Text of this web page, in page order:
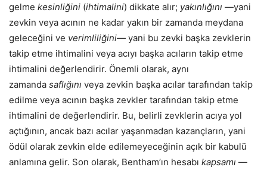
gelme kesinliğini (ihtimalini) dikkate alır; yakınlığını —yani
zevkin veya acının ne kadar yakın bir zamanda meydana
geleceğini ve verimliliğini— yani bu zevki başka zevklerin
takip etme ihtimalini veya acıyı başka acıların takip etme
ihtimalini değerlendirir. Önemli olarak, aynı
zamanda saflığını veya zevkin başka acılar tarafından takip
edilme veya acının başka zevkler tarafından takip etme
ihtimalini de değerlendirir. Bu, belirli zevklerin acıya yol
açtığının, ancak bazı acılar yaşanmadan kazançların, yani
ödül olarak zevkin elde edilemeyeceğinin açık bir kabulü
anlamına gelir. Son olarak, Bentham’ın hesabı kapsamı —